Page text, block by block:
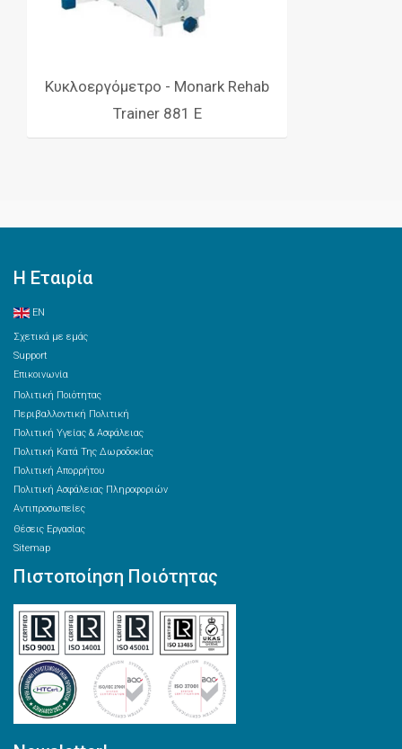
Κυκλοεργόμετρο - Monark Rehab
Trainer 881 E
Η Εταιρία
EN
Σχετικά με εμάς
Support
Επικοινωνία
Πολιτική Ποιότητας
Περιβαλλοντική Πολιτική
Πολιτική Υγείας & Ασφάλειας
Πολιτική Κατά Της Δωροδοκίας
Πολιτική Απορρήτου
Πολιτική Ασφάλειας Πληροφοριών
Αντιπροσωπείες
Θέσεις Εργασίας
Sitemap
Πιστοποίηση Ποιότητας